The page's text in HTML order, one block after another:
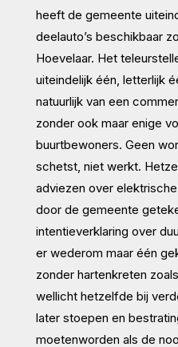
heeft de gemeente
deelauto’s beschikbaar
Hoevelaar. Het
uiteindelijk één, letterlijk
natuurlijk van een
zonder ook maar enige
buurtbewoners. Geen
schetst, niet werkt.
adviezen over
door de gemeente
intentieverklaring over
er wederom maar één
zonder hartenkreten
wellicht hetzelfde bij
later stoepen en
moetenworden als de